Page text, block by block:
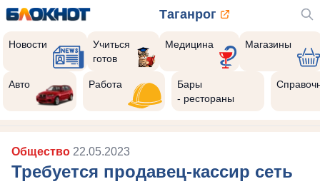
Таганрог
Новости
Учиться
готов
Медицина Магазины
Авто Работа
Бары
- рестораны
Общество 22.05.2023
Требуется продавец-кассир сеть